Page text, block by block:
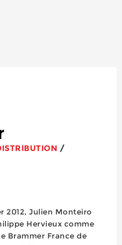
/
2012, Julien Monteiro
Hervieux comme
Brammer France de